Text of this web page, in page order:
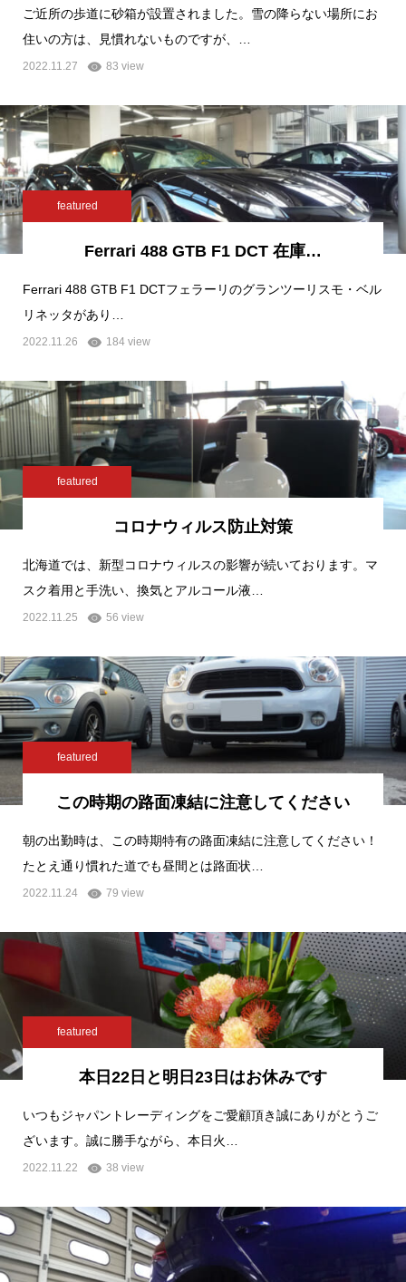
ご近所の歩道に砂箱が設置されました。雪の降らない場所にお
住いの方は、見慣れないものですが、…
2022.11.27 83 view
featured
Ferrari 488 GTB F1 DCT 在庫…
Ferrari 488 GTB F1 DCTフェラーリのグランツーリスモ・ベル
リネッタがあり…
2022.11.26 184 view
featured
コロナウィルス防止対策
北海道では、新型コロナウィルスの影響が続いております。マ
スク着用と手洗い、換気とアルコール液…
2022.11.25 56 view
featured
この時期の路面凍結に注意してください
朝の出勤時は、この時期特有の路面凍結に注意してください！
たとえ通り慣れた道でも昼間とは路面状…
2022.11.24 79 view
featured
本日22日と明日23日はお休みです
いつもジャパントレーディングをご愛顧頂き誠にありがとうご
ざいます。誠に勝手ながら、本日火…
2022.11.22 38 view